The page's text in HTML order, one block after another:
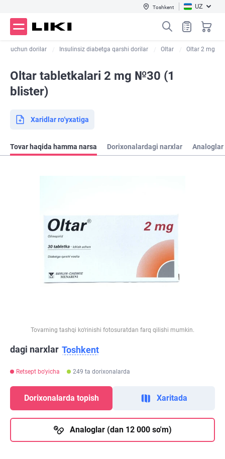
Toshkent UZ
uchun dorilar Insulinsiz diabetga qarshi dorilar Oltar Oltar 2 mg
Oltar tabletkalari 2 mg №30 (1
blister)
Xaridlar ro‘yxatiga
Tovar haqida hamma narsa Dorixonalardagi narxlar Analoglar
Tovarning tashqi ko‘rinishi fotosuratdan farq qilishi mumkin.
dagi narxlar Toshkent
Retsept bo'yicha 249 ta dorixonalarda
Dorixonalarda topish Xaritada
Analoglar (dan 12 000 so'm)